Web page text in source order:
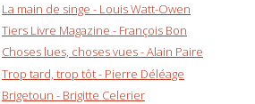
La main de singe - Louis Watt-Owen
Tiers Livre Magazine - François Bon
Choses lues, choses vues - Alain Paire
Trop tard, trop tôt - Pierre Déléage
Brigetoun - Brigitte Celerier